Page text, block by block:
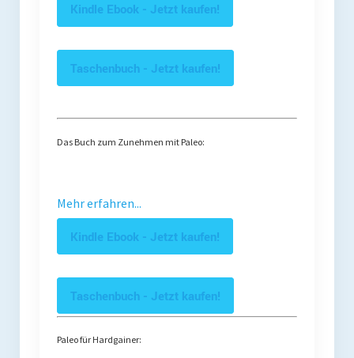
Kindle Ebook - Jetzt kaufen!
Taschenbuch - Jetzt kaufen!
Das Buch zum Zunehmen mit Paleo:
Mehr erfahren...
Kindle Ebook - Jetzt kaufen!
Taschenbuch - Jetzt kaufen!
Paleo für Hardgainer: